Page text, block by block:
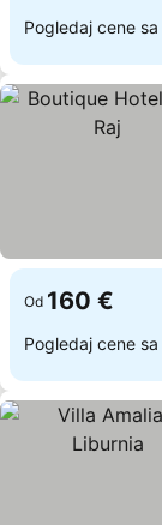
Pogledaj cene sa
Od 160 €
Pogledaj cene sa